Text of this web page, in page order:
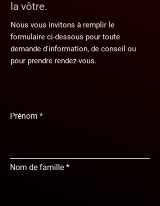
la vôtre.
Nous vous invitons à remplir le
formulaire ci-dessous pour toute
demande d'information, de conseil ou
pour prendre rendez-vous.
Prénom
Nom de famille